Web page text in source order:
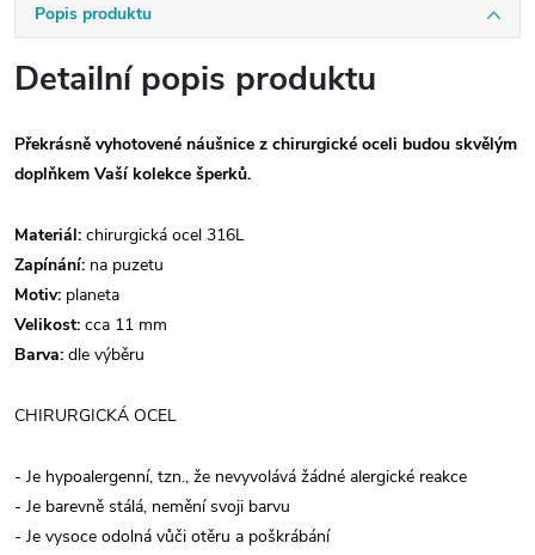
Popis produktu
Detailní popis produktu
Překrásně vyhotovené náušnice z chirurgické oceli budou skvělým
doplňkem Vaší kolekce šperků.
Materiál: chirurgická ocel 316L
Zapínání: na puzetu
Motiv: planeta
Velikost: cca 11 mm
Barva: dle výběru
CHIRURGICKÁ OCEL
- Je hypoalergenní, tzn., že nevyvolává žádné alergické reakce
- Je barevně stálá, nemění svoji barvu
- Je vysoce odolná vůči otěru a poškrábání